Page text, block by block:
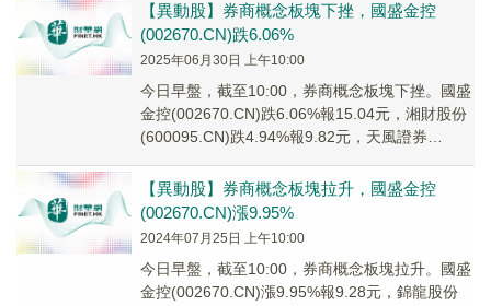
【異動股】券商概念板塊下挫，國盛金控
(002670.CN)跌6.06%
2025年06月30日 上午10:00
今日早盤，截至10:00，券商概念板塊下挫。國盛
金控(002670.CN)跌6.06%報15.04元，湘財股份
(600095.CN)跌4.94%報9.82元，天風證券
【異動股】券商概念板塊拉升，國盛金控
(002670.CN)漲9.95%
2024年07月25日 上午10:00
今日早盤，截至10:00，券商概念板塊拉升。國盛
金控(002670.CN)漲9.95%報9.28元，錦龍股份